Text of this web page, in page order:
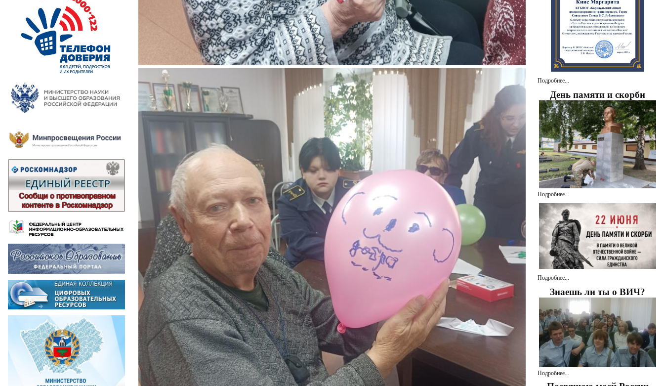
Подробнее...
День памяти и скорби
Подробнее...
Подробнее...
Знаешь ли ты о ВИЧ?
Подробнее...